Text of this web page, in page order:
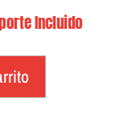
Incluido